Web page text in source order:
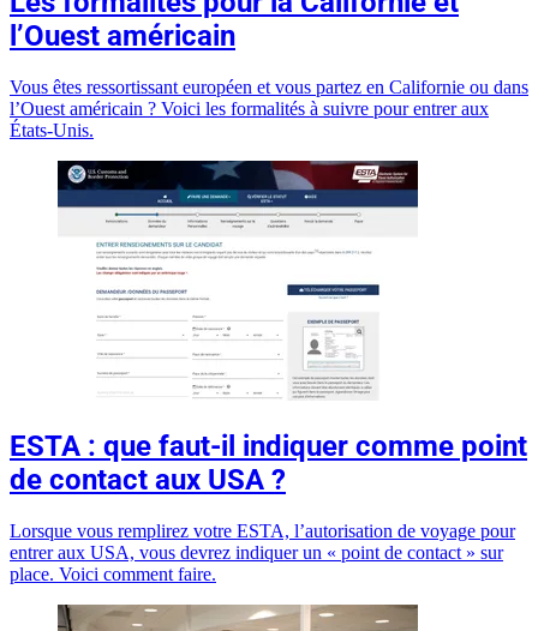
l’Ouest américain
Vous êtes ressortissant européen et vous partez en Californie ou dans
l’Ouest américain ? Voici les formalités à suivre pour entrer aux
États-Unis.
ESTA : que faut-il indiquer comme point
de contact aux USA ?
Lorsque vous remplirez votre ESTA, l’autorisation de voyage pour
entrer aux USA, vous devrez indiquer un « point de contact » sur
place. Voici comment faire.